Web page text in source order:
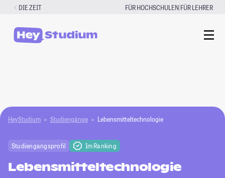
Zum
springen
DIE ZEIT FÜR HOCHSCHULEN|FÜR LEHRER
HeyStudium Studiengänge Lebensmitteltechnologie
Studiengangsprofil Im Ranking
Lebensmitteltechnologie